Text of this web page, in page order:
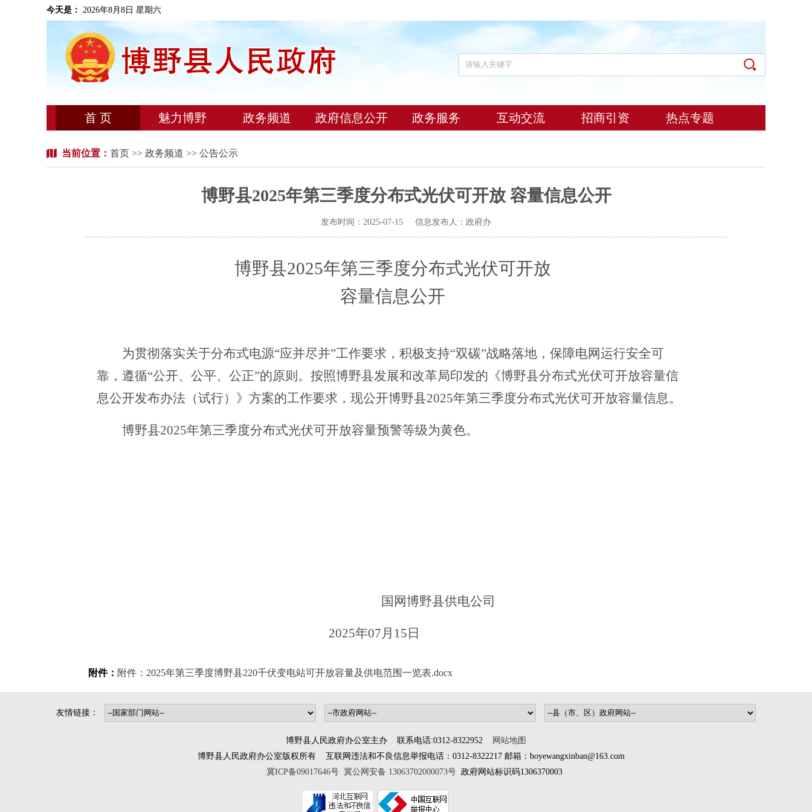
今天是： 2026年8月8日 星期六
首 页 魅力博野 政务频道 政府信息公开 政务服务 互动交流 招商引资 热点专题
当前位置： 首页 >> 政务频道 >> 公告公示
博野县2025年第三季度分布式光伏可开放 容量信息公开
发布时间：2025-07-15 信息发布人：政府办
博野县2025年第三季度分布式光伏可开放
容量信息公开
为贯彻落实关于分布式电源“应并尽并”工作要求，积极支持“双碳”战略落地，保障电网运行安全可
靠，遵循“公开、公平、公正”的原则。按照博野县发展和改革局印发的《博野县分布式光伏可开放容量信
息公开发布办法（试行）》方案的工作要求，现公开博野县2025年第三季度分布式光伏可开放容量信息。
博野县2025年第三季度分布式光伏可开放容量预警等级为黄色。
国网博野县供电公司
2025年07月15日
附件： 附件：2025年第三季度博野县220千伏变电站可开放容量及供电范围一览表.docx
友情链接：
博野县人民政府办公室主办 联系电话:0312-8322952
网站地图
博野县人民政府办公室版权所有 互联网违法和不良信息举报电话：0312-8322217 邮箱：boyewangxinban@163.com
冀ICP备09017646号 冀公网安备 13063702000073号 政府网站标识码1306370003